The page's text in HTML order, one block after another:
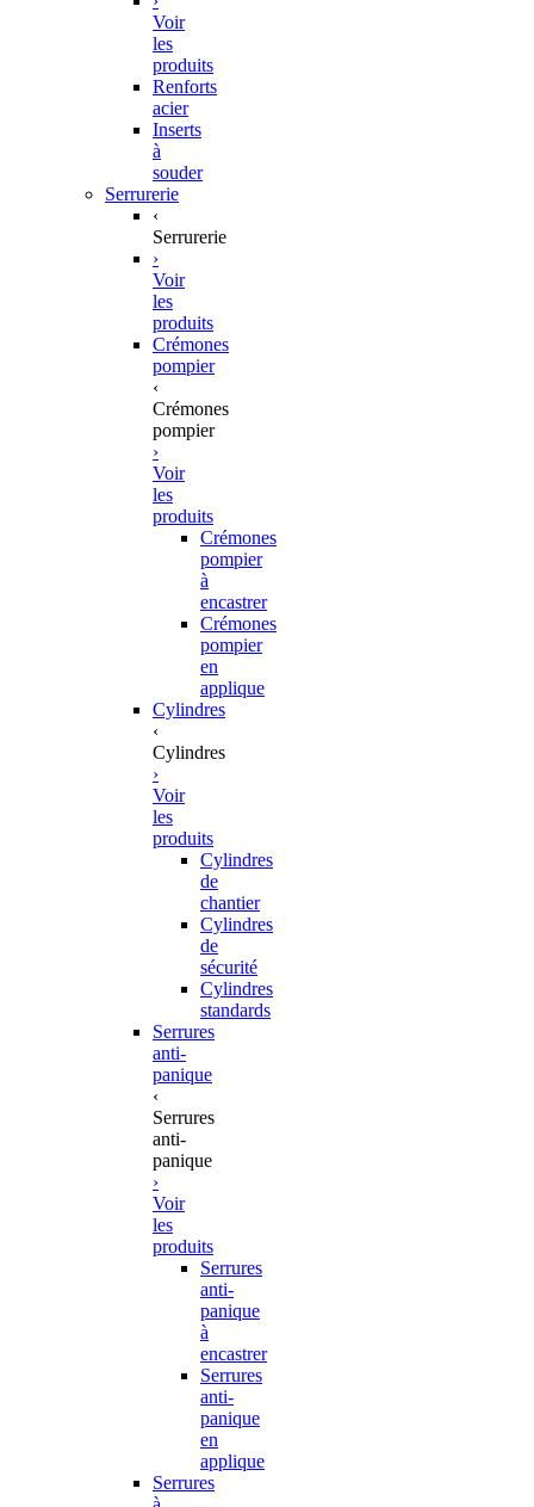
Voir
les
produits
Renforts
acier
Inserts
à
souder
Serrurerie
‹
Serrurerie
›
Voir
les
produits
Crémones
pompier
‹
Crémones
pompier
›
Voir
les
produits
Crémones
pompier
à
encastrer
Crémones
pompier
en
applique
Cylindres
‹
Cylindres
›
Voir
les
produits
Cylindres
de
chantier
Cylindres
de
sécurité
Cylindres
standards
Serrures
anti-
panique
‹
Serrures
anti-
panique
›
Voir
les
produits
Serrures
anti-
panique
à
encastrer
Serrures
anti-
panique
en
applique
Serrures